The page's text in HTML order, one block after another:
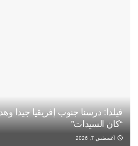
فيلدا: درسنا جنوب إفريقيا جيدا
“كان السيدات”
أغسطس 7, 2026